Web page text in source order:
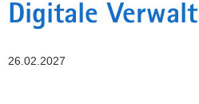
Digitale
26.02.2027